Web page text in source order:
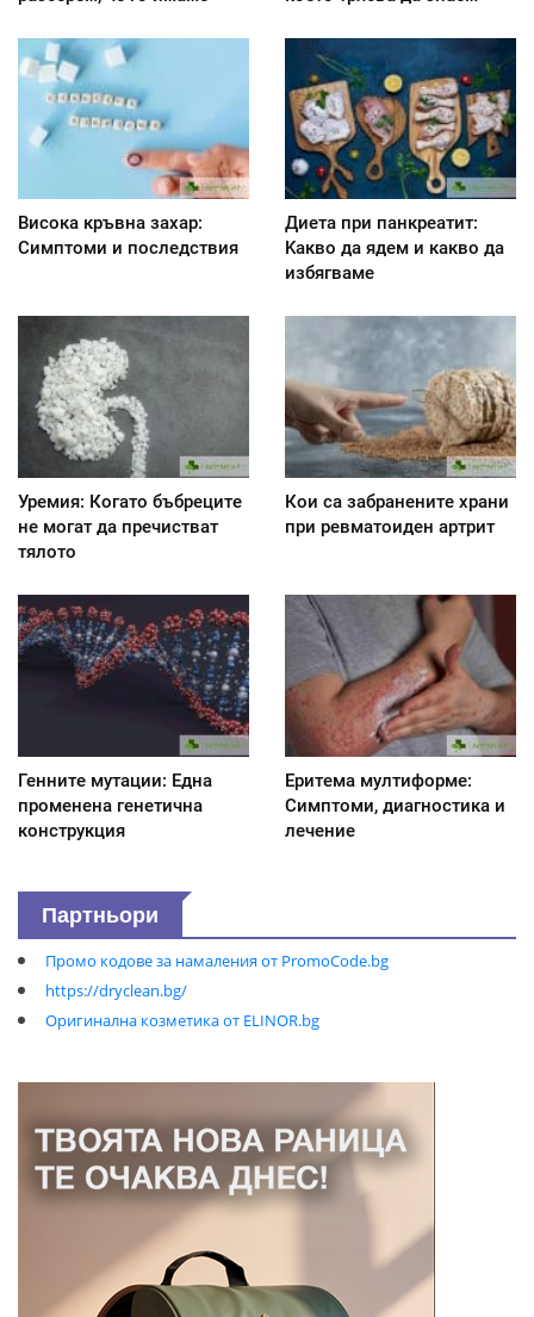
Висока кръвна захар:
Симптоми и последствия
Диета при панкреатит:
Kакво да ядем и какво да
избягваме
Уремия: Когато бъбреците
не могат да пречистват
тялото
Кои са забранените храни
при ревматоиден артрит
Генните мутации: Една
променена генетична
конструкция
Еритема мултиформе:
Симптоми, диагностика и
лечение
Партньори
Промо кодове за намаления от PromoCode.bg
https://dryclean.bg/
Оригинална козметика от ELINOR.bg